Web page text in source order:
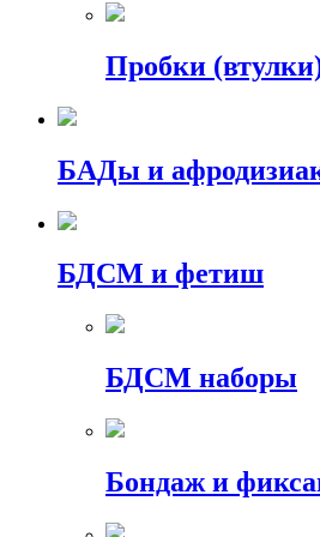
Пробки
БАДы и
БДСМ и фетиш
БДСМ наборы
Бондаж и